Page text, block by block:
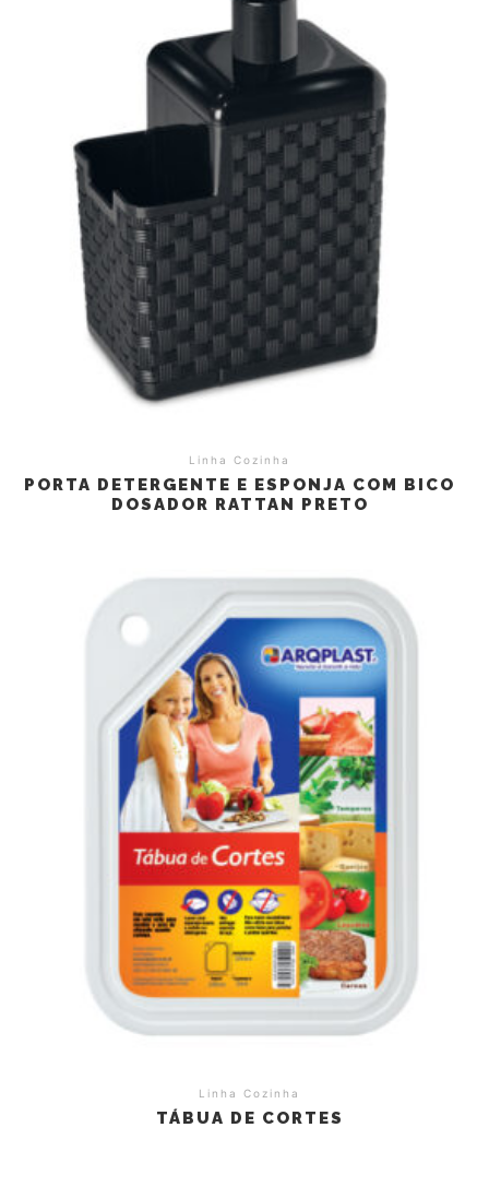
Linha Cozinha
PORTA DETERGENTE E ESPONJA COM BICO
DOSADOR RATTAN PRETO
Linha Cozinha
TÁBUA DE CORTES